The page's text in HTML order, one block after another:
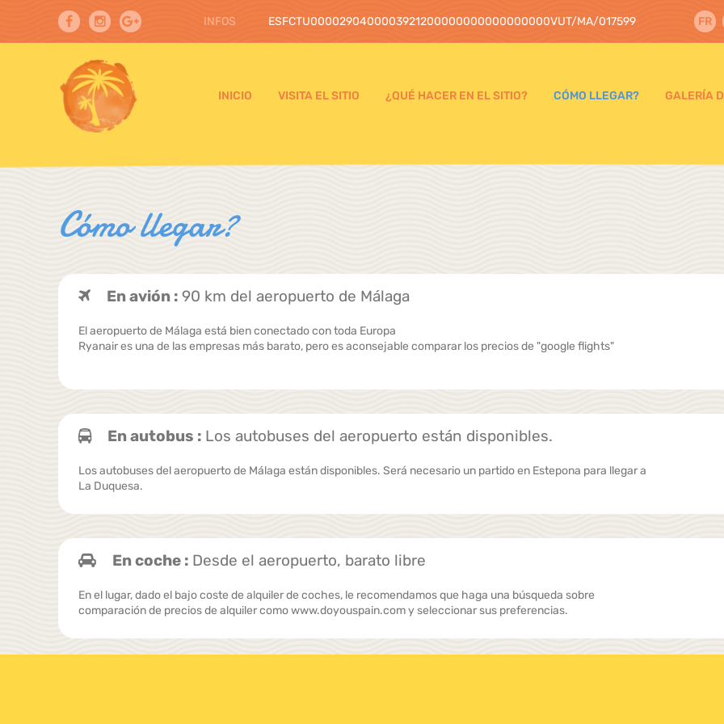
INFOS ESFCTU0000290400003921200000000000000000VUT/MA/017599 FR
INICIO VISITA EL SITIO ¿QUÉ HACER EN EL SITIO? CÓMO LLEGAR? GALERÍA
Cómo llegar?
En avión : 90 km del aeropuerto de Málaga
El aeropuerto de Málaga está bien conectado con toda Europa
Ryanair es una de las empresas más barato, pero es aconsejable comparar los precios de "google flights"
En autobus : Los autobuses del aeropuerto están disponibles.
Los autobuses del aeropuerto de Málaga están disponibles. Será necesario un partido en Estepona para llegar a
La Duquesa.
En coche : Desde el aeropuerto, barato libre
En el lugar, dado el bajo coste de alquiler de coches, le recomendamos que haga una búsqueda sobre
comparación de precios de alquiler como www.doyouspain.com y seleccionar sus preferencias.